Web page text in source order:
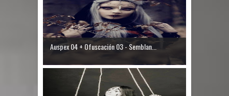
Auspex 04 + Ofuscación 03 - Semblan...